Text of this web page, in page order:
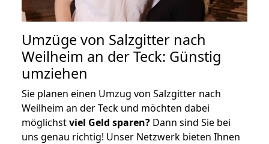
Umzüge von Salzgitter nach
Weilheim an der Teck: Günstig
umziehen
Sie planen einen Umzug von Salzgitter nach
Weilheim an der Teck und möchten dabei
möglichstviel Geld sparen? Dann sind Sie bei
uns genau richtig! Unser Netzwerk bieten Ihnen